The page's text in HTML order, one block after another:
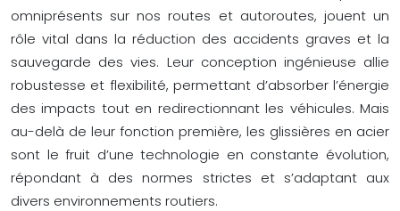
omniprésents sur nos routes et autoroutes, jouent un
rôle vital dans la réduction des accidents graves et la
sauvegarde des vies. Leur conception ingénieuse allie
robustesse et flexibilité, permettant d’absorber l’énergie
des impacts tout en redirectionnant les véhicules. Mais
au-delà de leur fonction première, les glissières en acier
sont le fruit d’une technologie en constante évolution,
répondant à des normes strictes et s’adaptant aux
divers environnements routiers.